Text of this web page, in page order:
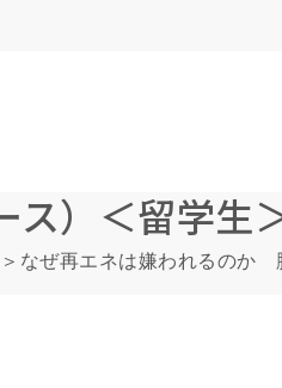
ス）＜留学生
なぜ再エネは嫌われるのか